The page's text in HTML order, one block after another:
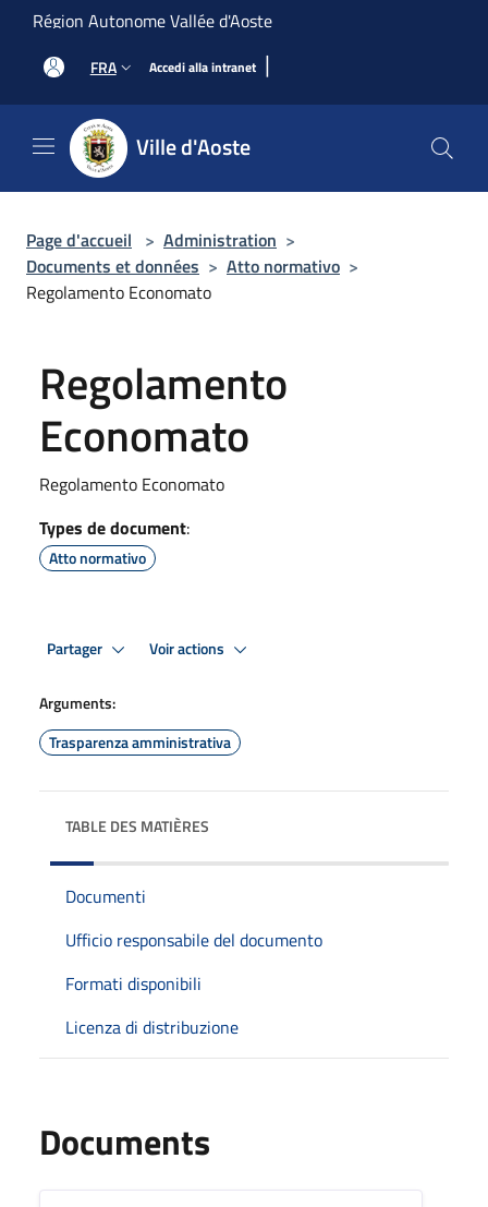
Salta al contenuto principale
Région Autonome Vallée d'Aoste
FRA Accedi alla intranet |
Ville d'Aoste
Page d'accueil > Administration >
Documents et données > Atto normativo >
Regolamento Economato
Regolamento
Economato
Regolamento Economato
Types de document:
Atto normativo
Partager Voir actions
Arguments:
Trasparenza amministrativa
TABLE DES MATIÈRES
Documenti
Ufficio responsabile del documento
Formati disponibili
Licenza di distribuzione
Documents